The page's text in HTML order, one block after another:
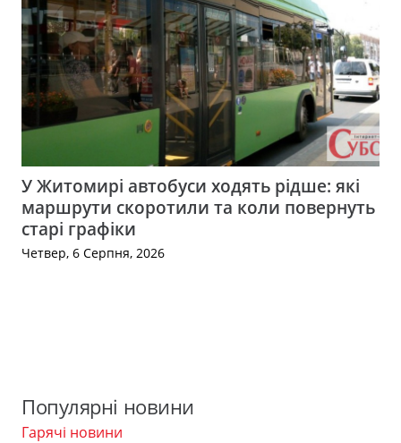
У Житомирі автобуси ходять рідше: які
маршрути скоротили та коли повернуть
старі графіки
Четвер, 6 Серпня, 2026
Популярні новини
Гарячі новини